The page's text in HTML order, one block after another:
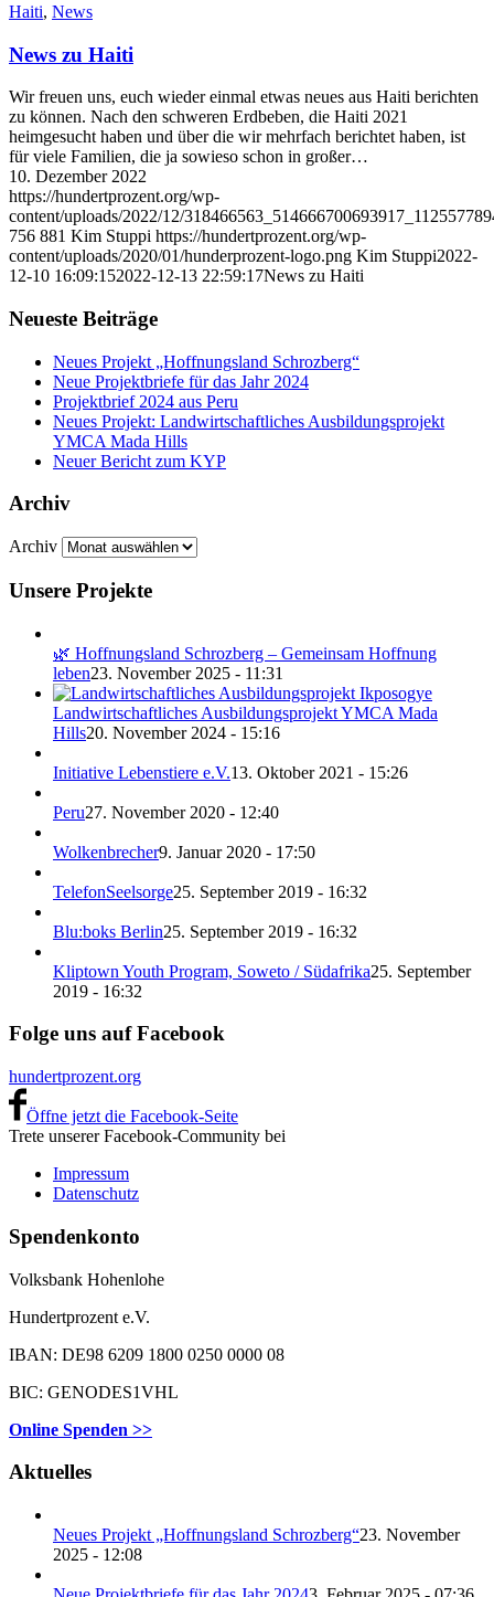
Haiti, News
News zu Haiti
Wir freuen uns, euch wieder einmal etwas neues aus Haiti berichten
zu können. Nach den schweren Erdbeben, die Haiti 2021
heimgesucht haben und über die wir mehrfach berichtet haben, ist
für viele Familien, die ja sowieso schon in großer…
10. Dezember 2022
https://hundertprozent.org/wp-
content/uploads/2022/12/
756 881 Kim Stuppi https://hundertprozent.org/wp-
content/uploads/2020/01/hunderprozent-logo.png Kim Stuppi2022-
12-10 16:09:152022-12-13 22:59:17News zu Haiti
Neueste Beiträge
Neues Projekt „Hoffnungsland Schrozberg“
Neue Projektbriefe für das Jahr 2024
Projektbrief 2024 aus Peru
Neues Projekt: Landwirtschaftliches Ausbildungsprojekt
YMCA Mada Hills
Neuer Bericht zum KYP
Archiv
Archiv
Unsere Projekte
🌿 Hoffnungsland Schrozberg – Gemeinsam Hoffnung
leben23. November 2025 - 11:31
Landwirtschaftliches Ausbildungsprojekt YMCA Mada
Hills20. November 2024 - 15:16
Initiative Lebenstiere e.V.13. Oktober 2021 - 15:26
Peru27. November 2020 - 12:40
Wolkenbrecher9. Januar 2020 - 17:50
TelefonSeelsorge25. September 2019 - 16:32
Blu:boks Berlin25. September 2019 - 16:32
Kliptown Youth Program, Soweto / Südafrika25. September
2019 - 16:32
Folge uns auf Facebook
hundertprozent.org
Öffne jetzt die Facebook-Seite
Trete unserer Facebook-Community bei
Impressum
Datenschutz
Spendenkonto
Volksbank Hohenlohe
Hundertprozent e.V.
IBAN: DE98 6209 1800 0250 0000 08
BIC: GENODES1VHL
Online Spenden >>
Aktuelles
Neues Projekt „Hoffnungsland Schrozberg“23. November
2025 - 12:08